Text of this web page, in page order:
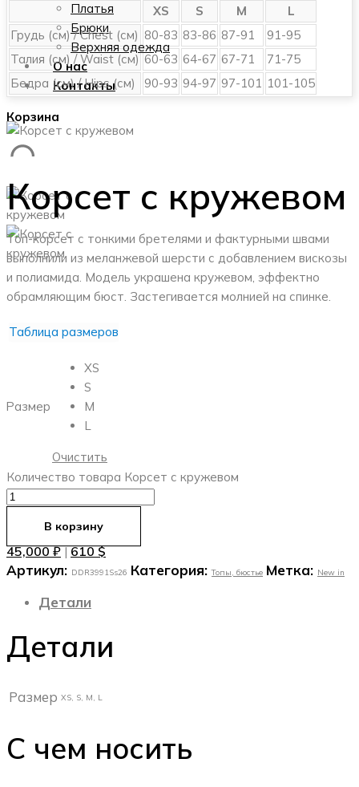
Платья
Брюки
Верхняя одежда
О нас
Контакты
Корзина
XS S M
L
Грудь (см) / Chest (см) 80-83 83-86 87-91
91-95
Талия (см) / Waist (см) 60-63 64-67 67-71
71-75
Бедра (см) / Hips (см)
90-93 94-97 97-101 101-105
Корсет с кружевом
Топ-корсет с тонкими бретелями и фактурными швами
выполнили из меланжевой шерсти с добавлением вискозы
и полиамида. Модель украшена кружевом, эффектно
обрамляющим бюст. Застегивается молнией на спинке.
Таблица размеров
Размер
XS
S
M
L
Очистить
Количество товара Корсет с кружевом
В корзину
45,000₽|610$
Артикул: DDR3991Ss26 Категория:Топы, бюстье Метка: New in
Детали
Детали
Размер XS, S, M, L
С чем носить